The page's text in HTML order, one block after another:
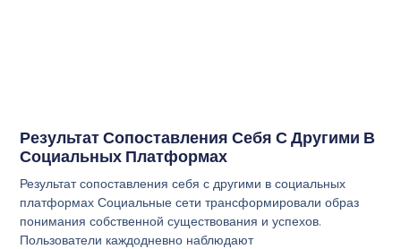
Результат Сопоставления Себя С Другими В
Социальных Платформах
Результат сопоставления себя с другими в социальных
платформах Социальные сети трансформировали образ
понимания собственной существования и успехов.
Пользователи каждодневно наблюдают